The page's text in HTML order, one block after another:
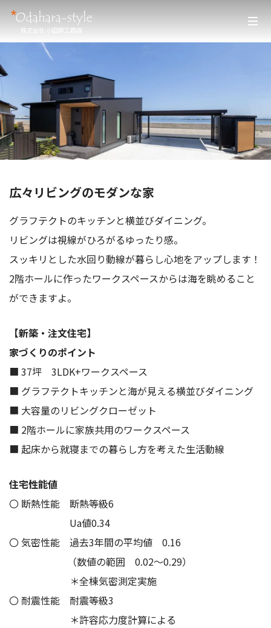
株式会社 小田原工務店
広々リビングのモダンな家
グラフテクトのキッチンと横並びダイニング。
リビングは視線がひろがるゆったり感。
スッキリとした水回り動線が暮らし心地をアップします！
2階ホールに作ったワークスペースからは海を眺めること
ができますよ。
【新築・注文住宅】
家づくりのポイント
■ 37坪 3LDK+ワークスペース
■ グラフテクトキッチンと海が見える横並びダイニング
■ 大容量のリビングクローゼット
■ 2階ホールに家族共用のワークスペース
■ 起床から就寝までの暮らし方を考えた生活動線
住宅性能値
〇 断熱性能 断熱等級6
Ua値0.34
〇 気密性能 過去3年間の平均値 0.16
（数値の範囲 0.02～0.29）
＊全棟気密測定実施
〇 耐震性能 耐震等級3
＊許容応力度計算による